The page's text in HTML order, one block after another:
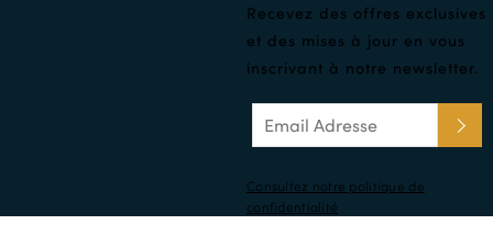
Recevez des offres exclusives
et des mises à jour en vous
inscrivant à notre newsletter.
Consultez notre politique de
confidentialité